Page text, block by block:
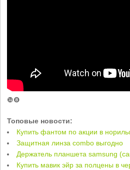
❿❽
Топовые новости:
Купить фантом по акции в
Защитная линза combo выгодно
Держатель планшета samsung
Купить мавик эйр за полцены в